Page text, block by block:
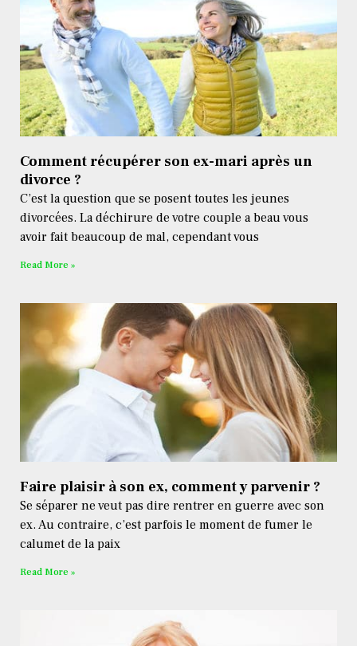
Comment récupérer son ex-mari après un
divorce ?
C’est la question que se posent toutes les jeunes
divorcées. La déchirure de votre couple a beau vous
avoir fait beaucoup de mal, cependant vous
Read More »
Faire plaisir à son ex, comment y parvenir ?
Se séparer ne veut pas dire rentrer en guerre avec son
ex. Au contraire, c’est parfois le moment de fumer le
calumet de la paix
Read More »